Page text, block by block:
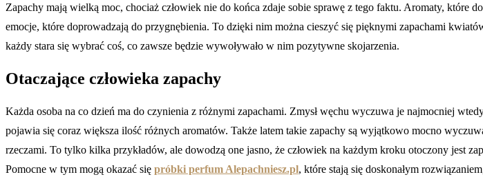
Zapachy mają wielką moc, chociaż człowiek nie do końca zdaje sobie sprawę z tego faktu. Aromaty, które
emocje, które doprowadzają do przygnębienia. To dzięki nim można cieszyć się pięknymi zapachami
każdy stara się wybrać coś, co zawsze będzie wywoływało w nim pozytywne skojarzenia.
Otaczające człowieka zapachy
Każda osoba na co dzień ma do czynienia z różnymi zapachami. Zmysł węchu wyczuwa je najmocniej
pojawia się coraz większa ilość różnych aromatów. Także latem takie zapachy są wyjątkowo mocno
rzeczami. To tylko kilka przykładów, ale dowodzą one jasno, że człowiek na każdym kroku otoczony jest
Pomocne w tym mogą okazać się próbki perfum Alepachniesz.pl, które stają się doskonałym